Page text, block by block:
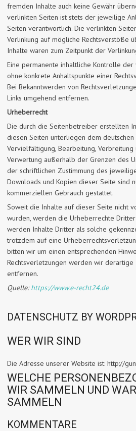
fremden Inhalte auch keine Gewähr
verlinkten Seiten ist stets der jeweilige
Seiten verantwortlich. Die verlinkten
Verlinkung auf mögliche Rechtsverstöße
Inhalte waren zum Zeitpunkt der
Eine permanente inhaltliche Kontrolle
ohne konkrete Anhaltspunkte einer
Bei Bekanntwerden von
Links umgehend entfernen.
Urheberrecht
Die durch die Seitenbetreiber erstellten
diesen Seiten unterliegen dem deutschen
Vervielfältigung, Bearbeitung,
Verwertung außerhalb der Grenzen des
der schriftlichen Zustimmung des
Downloads und Kopien dieser Seite sind
kommerziellen Gebrauch gestattet.
Soweit die Inhalte auf dieser Seite nicht
wurden, werden die Urheberrechte
werden Inhalte Dritter als solche
trotzdem auf eine
bitten wir um einen entsprechenden
Rechtsverletzungen werden wir derartige
entfernen.
Quelle:https://www.e-recht24.de
DATENSCHUTZ BY
WER WIR SIND
Die Adresse unserer Website ist: http://
WELCHE
WIR SAMMELN UND
SAMMELN
KOMMENTARE